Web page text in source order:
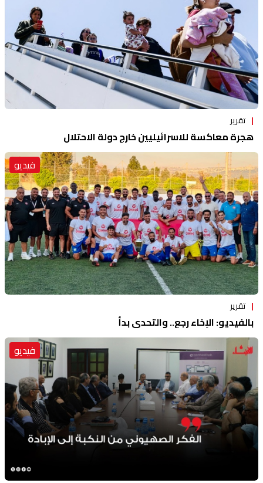
تقرير
هجرة معاكسة للاسرائيليين خارج دولة الاحتلال
فيديو
تقرير
بالفيديو: الإخاء رجع.. والتحدي بدأ
فيديو